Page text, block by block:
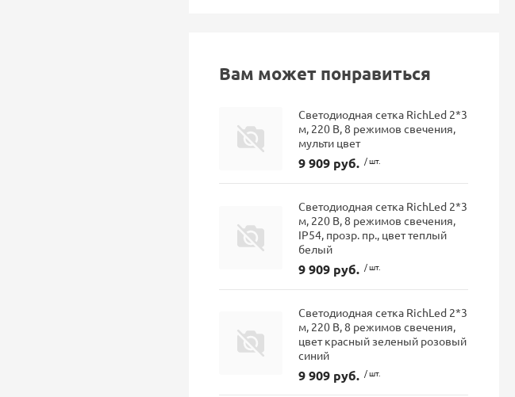
Вам может понравиться
Светодиодная сетка RichLed 2*3
м, 220 В, 8 режимов свечения,
мульти цвет
9 909 руб. / шт.
Светодиодная сетка RichLed 2*3
м, 220 В, 8 режимов свечения,
IP54, прозр. пр., цвет теплый
белый
9 909 руб. / шт.
Светодиодная сетка RichLed 2*3
м, 220 В, 8 режимов свечения,
цвет красный зеленый розовый
синий
9 909 руб. / шт.